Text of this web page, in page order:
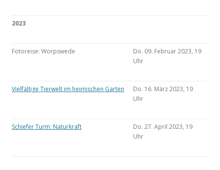
2023
Fotoreise: Worpswede
Do. 09. Februar 2023, 19
Uhr
Vielfältige Tierwelt im heimischen Garten
Do. 16. März 2023, 19
Uhr
Schiefer Turm: Naturkraft
Do. 27. April 2023, 19
Uhr